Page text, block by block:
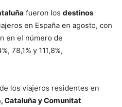
fueron los destinos
en España en agosto, con
en el número de
78,1% y 111,8%,
los viajeros residentes en
Cataluña y Comunitat